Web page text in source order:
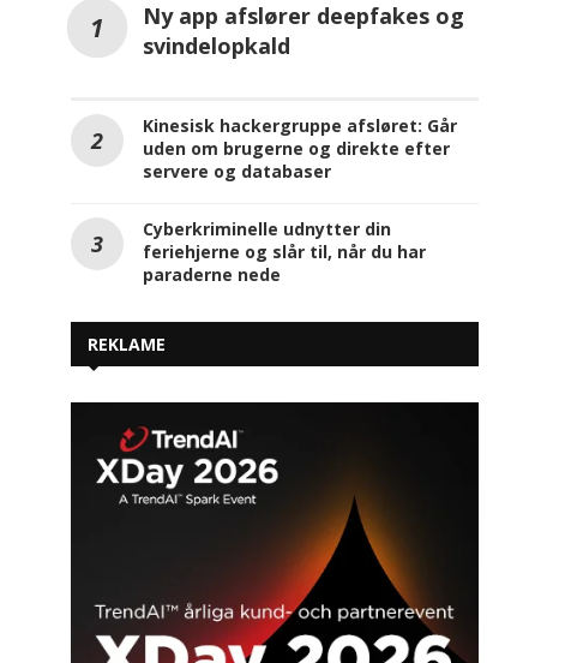
Ny app afslører deepfakes og
svindelopkald
Kinesisk hackergruppe afsløret: Går
uden om brugerne og direkte efter
servere og databaser
Cyberkriminelle udnytter din
feriehjerne og slår til, når du har
paraderne nede
REKLAME